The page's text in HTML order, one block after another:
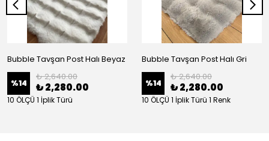
Bubble Tavşan Post Halı Beyaz
%14
₺ 2,640.00
₺ 2,280.00
10 ÖLÇÜ 1 İplik Türü
Bubble Tavşan Post Halı Gri
%14
₺ 2,640.00
₺ 2,280.00
10 ÖLÇÜ 1 İplik Türü 1 Renk